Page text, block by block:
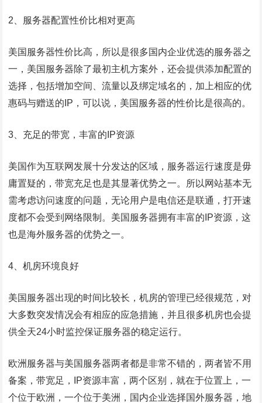
2、服务器配置性价比相对更高
美国服务器性价比高，所以是很多国内企业优选的服务器之
一，美国服务器除了最初主机方案外，还会提供添加配置的
选择，包括增加空间、流量以及绑定域名的，加上相应的优
惠码与赠送的IP，可以说，美国服务器的性价比是很高的。
3、充足的带宽，丰富的IP资源
美国作为互联网发展十分发达的区域，服务器运行速度是毋
庸置疑的，带宽充足也是其显著优势之一。所以网站基本无
需考虑访问速度的问题，无论用户是电信还是联通，打开速
度都不会受到网络限制。美国服务器拥有丰富的IP资源，这
也是海外服务器的优势之一。
4、机房环境良好
美国服务器出现的时间比较长，机房的管理已经很规范，对
大多数突发情况会有相应的应急措施，并且很多机房也会提
供全天24小时监控保证服务器的稳定运行。
欧洲服务器与美国服务器两者都是非常不错的，两者皆不用
备案，带宽足，IP资源丰富，两个区别，就在于位置上，一
个位于欧洲，一个位于美洲，国内企业选择国外服务器，地